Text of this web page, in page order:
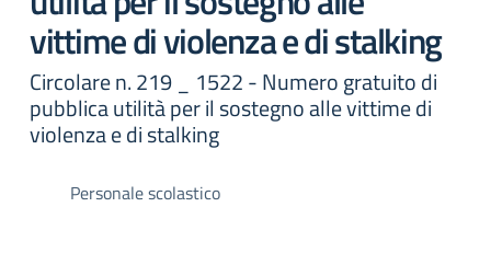
vittime di violenza e di stalking
Circolare n. 219 _ 1522 - Numero gratuito di
pubblica utilità per il sostegno alle vittime di
violenza e di stalking
Personale scolastico